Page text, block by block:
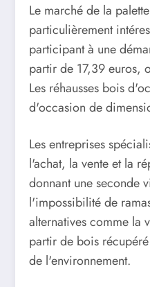
Le marché de la
particulièrement
participant à une
partir de 17,39 euros,
Les réhausses bois
d'occasion de
Les entreprises
l'achat, la vente et la
donnant une seconde
l'impossibilité de
alternatives comme la
partir de bois
de l'environnement.